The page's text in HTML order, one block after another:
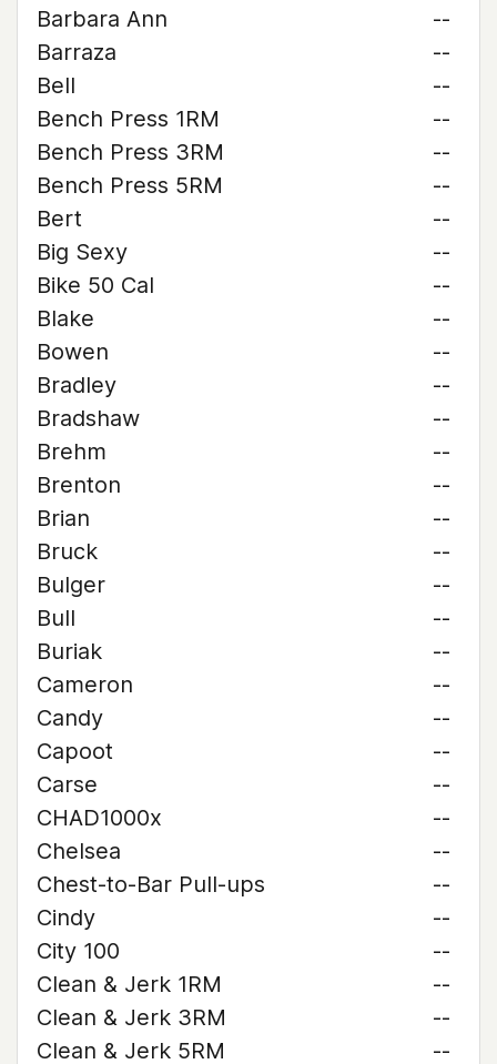
Barbara Ann
--
Barraza
--
Bell
--
Bench Press 1RM
--
Bench Press 3RM
--
Bench Press 5RM
--
Bert
--
Big Sexy
--
Bike 50 Cal
--
Blake
--
Bowen
--
Bradley
--
Bradshaw
--
Brehm
--
Brenton
--
Brian
--
Bruck
--
Bulger
--
Bull
--
Buriak
--
Cameron
--
Candy
--
Capoot
--
Carse
--
CHAD1000x
--
Chelsea
--
Chest-to-Bar Pull-ups
--
Cindy
--
City 100
--
Clean & Jerk 1RM
--
Clean & Jerk 3RM
--
Clean & Jerk 5RM
--